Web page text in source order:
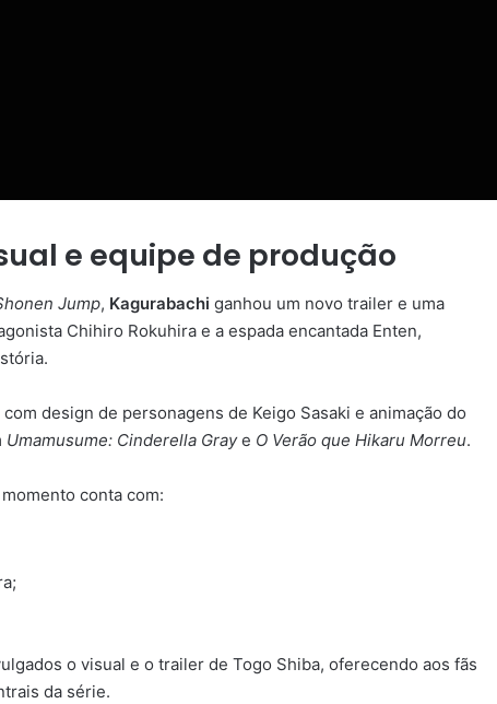
e equipe de produção
Jump, Kagurabachi ganhou um novo trailer e uma
Chihiro Rokuhira e a espada encantada Enten,
design de personagens de Keigo Sasaki e animação do
Umamusume: Cinderella Graye O Verão que Hikaru Morreu.
conta com:
o visual e o trailer de Togo Shiba, oferecendo aos fãs
da série.